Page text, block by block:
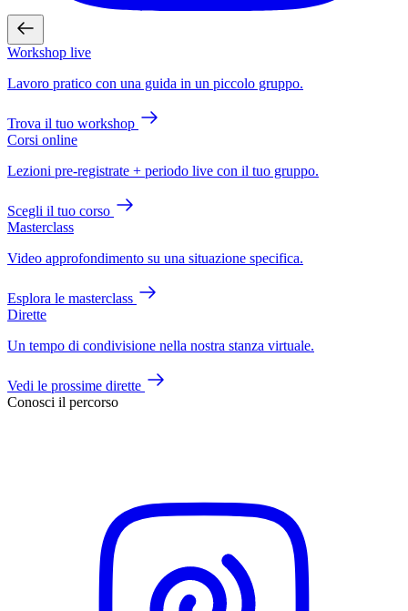
Workshop live
Lavoro pratico con una guida in un piccolo gruppo.
Trova il tuo workshop
Corsi online
Lezioni pre-registrate + periodo live con il tuo gruppo.
Scegli il tuo corso
Masterclass
Video approfondimento su una situazione specifica.
Esplora le masterclass
Dirette
Un tempo di condivisione nella nostra stanza virtuale.
Vedi le prossime dirette
Conosci il percorso